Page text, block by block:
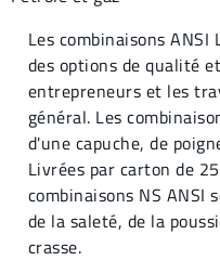
Les combinaisons
des options de qualité
entrepreneurs et les
général. Les
d'une capuche, de
Livrées par carton de
combinaisons NS ANSI
de la saleté, de la
crasse.